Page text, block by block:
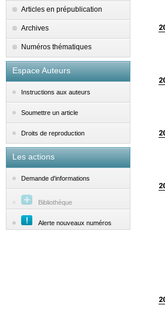
Articles en prépublication
Archives
Numéros thématiques
Espace Auteurs
Instructions aux auteurs
Soumettre un article
Droits de reproduction
Les actions
Demande d'informations
Bibliothèque
Alerte nouveaux numéros